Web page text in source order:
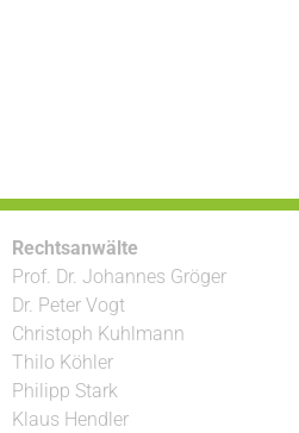
Rechtsanwälte
Prof. Dr. Johannes Gröger
Dr. Peter Vogt
Christoph Kuhlmann
Thilo Köhler
Philipp Stark
Klaus Hendler